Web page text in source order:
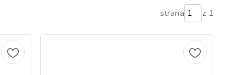
strana z 1